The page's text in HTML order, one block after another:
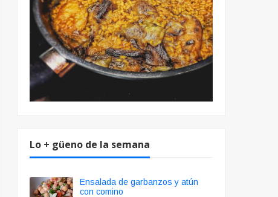
Lo + güeno de la semana
Ensalada de garbanzos y atún
con comino